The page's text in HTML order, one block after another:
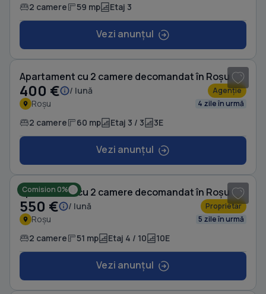
2 camere 59 mp Etaj 3
Vezi anunțul
Apartament cu 2 camere decomandat în Roșu
400 € / lună Agenție
Roșu 4 zile în urmă
2 camere 60 mp Etaj 3 / 3 3E
Vezi anunțul
Comision 0%
Apartament cu 2 camere decomandat în Roșu
550 € / lună Proprietar
Roșu 5 zile în urmă
2 camere 51 mp Etaj 4 / 10 10E
Vezi anunțul